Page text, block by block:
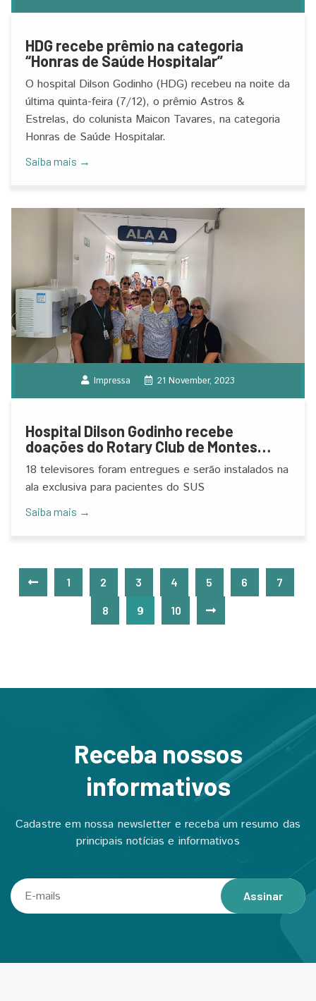
HDG recebe prêmio na categoria
“Honras de Saúde Hospitalar”
O hospital Dilson Godinho (HDG) recebeu na noite da
última quinta-feira (7/12), o prêmio Astros &
Estrelas, do colunista Maicon Tavares, na categoria
Honras de Saúde Hospitalar.
Saiba mais →
Impressa 21 November, 2023
Hospital Dilson Godinho recebe
doações do Rotary Club de Montes
Claros Leste
18 televisores foram entregues e serão instalados na
ala exclusiva para pacientes do SUS
Saiba mais →
1 2 3 4 5 6 7
8 9 10
Receba nossos
informativos
Cadastre em nossa newsletter e receba um resumo das
principais notícias e informativos
Assinar